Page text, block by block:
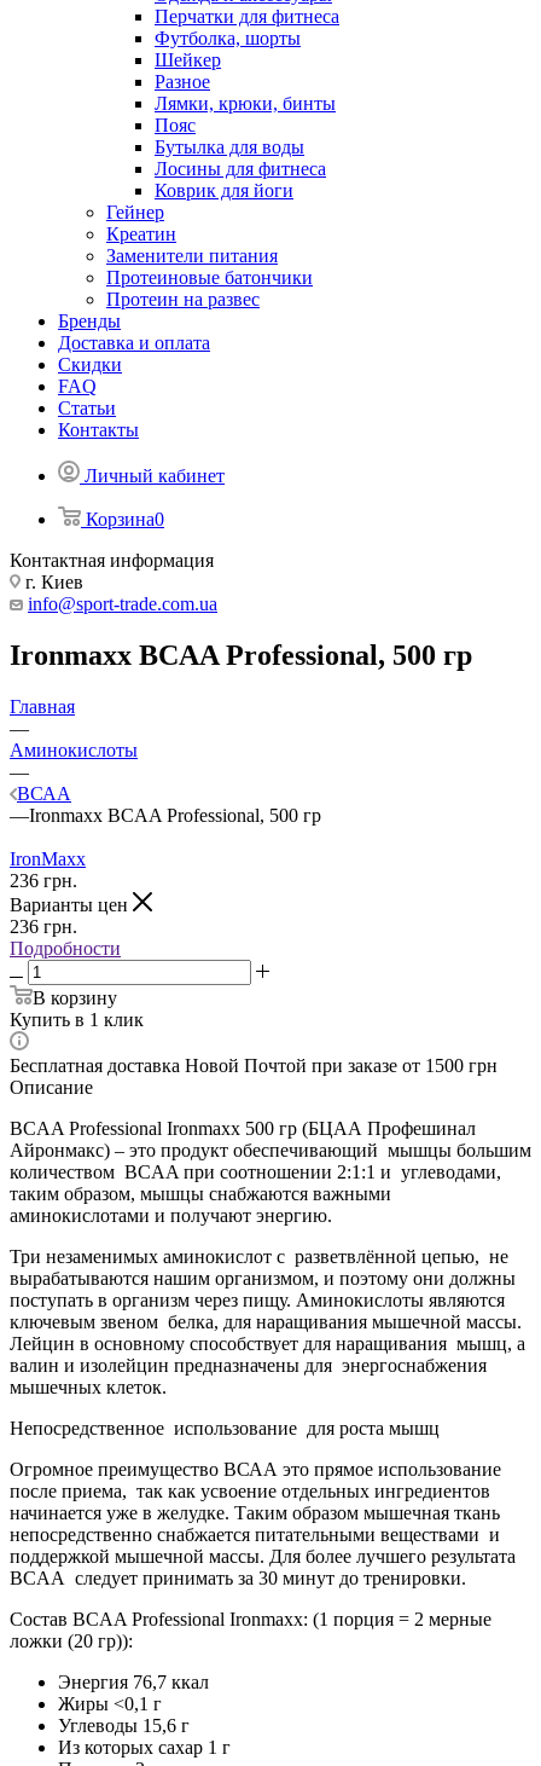
Перчатки для фитнеса
Футболка, шорты
Шейкер
Разное
Лямки, крюки, бинты
Пояс
Бутылка для воды
Лосины для фитнеса
Коврик для йоги
Гейнер
Креатин
Заменители питания
Протеиновые батончики
Протеин на развес
Бренды
Доставка и оплата
Скидки
FAQ
Статьи
Контакты
Личный кабинет
Корзина0
Контактная информация
г. Киев
info@sport-trade.com.ua
Ironmaxx BCAA Professional, 500 гр
Главная
—
Аминокислоты
—
ВСАА
—Ironmaxx BCAA Professional, 500 гр
IronMaxx
236 грн.
Варианты цен
236 грн.
Подробности
В корзину
Купить в 1 клик
Бесплатная доставка Новой Почтой при заказе от 1500 грн
Описание
BCAA Professional Ironmaxx 500 гр (БЦАА Профешинал
Айронмакс) – это продукт обеспечивающий мышцы большим
количеством BCAA при соотношении 2:1:1 и углеводами,
таким образом, мышцы снабжаются важными
аминокислотами и получают энергию.
Три незаменимых аминокислот с разветвлённой цепью, не
вырабатываются нашим организмом, и поэтому они должны
поступать в организм через пищу. Аминокислоты являются
ключевым звеном белка, для наращивания мышечной массы.
Лейцин в основному способствует для наращивания мышц, а
валин и изолейцин предназначены для энергоснабжения
мышечных клеток.
Непосредственное использование для роста мышц
Огромное преимущество ВСАА это прямое использование
после приема, так как усвоение отдельных ингредиентов
начинается уже в желудке. Таким образом мышечная ткань
непосредственно снабжается питательными веществами и
поддержкой мышечной массы. Для более лучшего результата
BCAA следует принимать за 30 минут до тренировки.
Состав BCAA Professional Ironmaxx: (1 порция = 2 мерные
ложки (20 гр)):
Энергия 76,7 ккал
Жиры <0,1 г
Углеводы 15,6 г
Из которых сахар 1 г